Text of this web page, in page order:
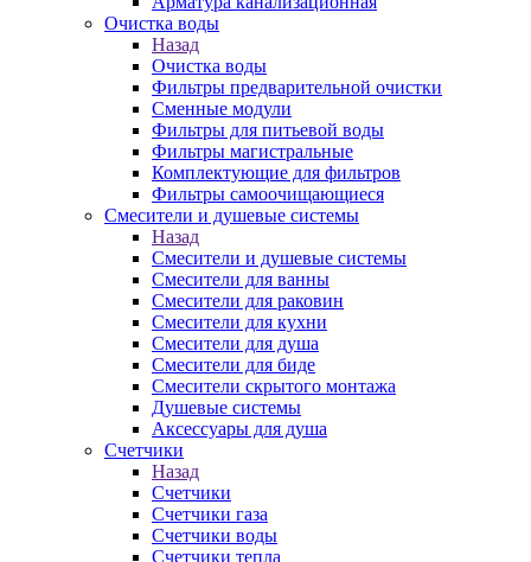
Очистка воды
Назад
Очистка воды
Фильтры предварительной очистки
Сменные модули
Фильтры для питьевой воды
Фильтры магистральные
Комплектующие для фильтров
Фильтры самоочищающиеся
Смесители и душевые системы
Назад
Смесители и душевые системы
Смесители для ванны
Смесители для раковин
Смесители для кухни
Смесители для душа
Смесители для биде
Смесители скрытого монтажа
Душевые системы
Аксессуары для душа
Счетчики
Назад
Счетчики
Счетчики газа
Счетчики воды
Счетчики тепла